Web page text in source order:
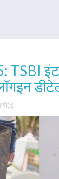
TSBI